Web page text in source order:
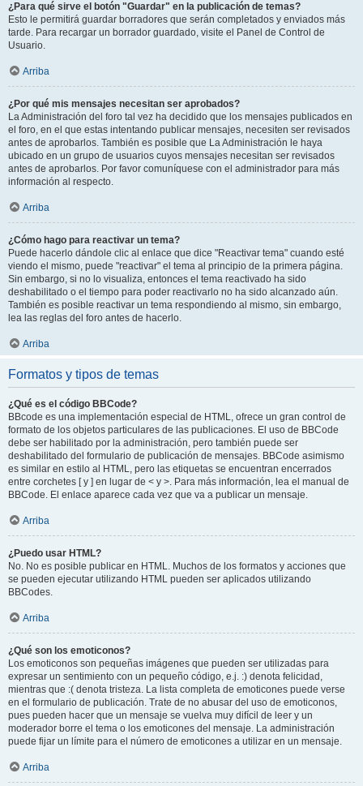
¿Para qué sirve el botón "Guardar" en la publicación de temas?
Esto le permitirá guardar borradores que serán completados y enviados más
tarde. Para recargar un borrador guardado, visite el Panel de Control de
Usuario.
Arriba
¿Por qué mis mensajes necesitan ser aprobados?
La Administración del foro tal vez ha decidido que los mensajes publicados en
el foro, en el que estas intentando publicar mensajes, necesiten ser revisados
antes de aprobarlos. También es posible que La Administración le haya
ubicado en un grupo de usuarios cuyos mensajes necesitan ser revisados
antes de aprobarlos. Por favor comuníquese con el administrador para más
información al respecto.
Arriba
¿Cómo hago para reactivar un tema?
Puede hacerlo dándole clic al enlace que dice "Reactivar tema" cuando esté
viendo el mismo, puede "reactivar" el tema al principio de la primera página.
Sin embargo, si no lo visualiza, entonces el tema reactivado ha sido
deshabilitado o el tiempo para poder reactivarlo no ha sido alcanzado aún.
También es posible reactivar un tema respondiendo al mismo, sin embargo,
lea las reglas del foro antes de hacerlo.
Arriba
Formatos y tipos de temas
¿Qué es el código BBCode?
BBcode es una implementación especial de HTML, ofrece un gran control de
formato de los objetos particulares de las publicaciones. El uso de BBCode
debe ser habilitado por la administración, pero también puede ser
deshabilitado del formulario de publicación de mensajes. BBCode asimismo
es similar en estilo al HTML, pero las etiquetas se encuentran encerrados
entre corchetes [ y ] en lugar de < y >. Para más información, lea el manual de
BBCode. El enlace aparece cada vez que va a publicar un mensaje.
Arriba
¿Puedo usar HTML?
No. No es posible publicar en HTML. Muchos de los formatos y acciones que
se pueden ejecutar utilizando HTML pueden ser aplicados utilizando
BBCodes.
Arriba
¿Qué son los emoticonos?
Los emoticonos son pequeñas imágenes que pueden ser utilizadas para
expresar un sentimiento con un pequeño código, e.j. :) denota felicidad,
mientras que :( denota tristeza. La lista completa de emoticones puede verse
en el formulario de publicación. Trate de no abusar del uso de emoticonos,
pues pueden hacer que un mensaje se vuelva muy difícil de leer y un
moderador borre el tema o los emoticones del mensaje. La administración
puede fijar un límite para el número de emoticones a utilizar en un mensaje.
Arriba